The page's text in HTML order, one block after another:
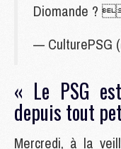
Diomande
— CulturePSG
« Le PSG
depuis tout
Mercredi, à la